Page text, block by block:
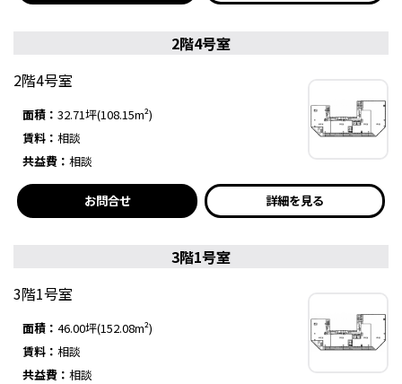
2階4号室
2階4号室
面積： 32.71坪(108.15m²)
賃料： 相談
共益費： 相談
お問合せ 詳細を見る
3階1号室
3階1号室
面積： 46.00坪(152.08m²)
賃料： 相談
共益費： 相談